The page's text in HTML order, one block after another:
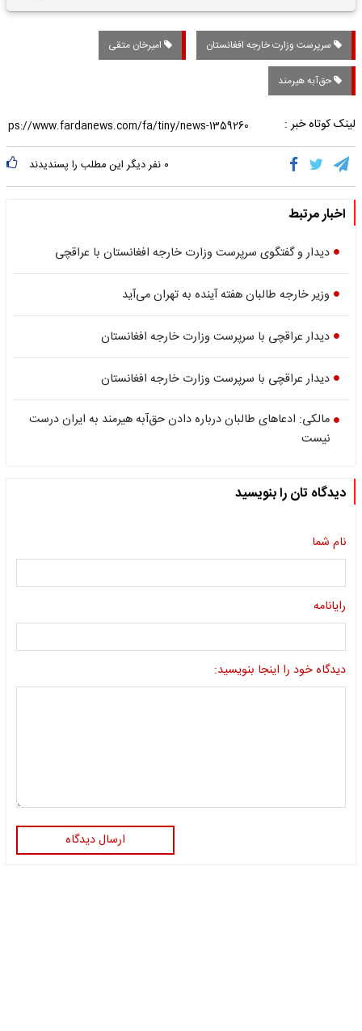
تاریخی واریز خواهد شد؟
سرپرست وزارت خارجه افغانستان امیرخان متقی
حق‌آبه ‌هیرمند
لینک کوتاه خبر :
۰ نفر دیگر این مطلب را پسندیدند
اخبار مرتبط
دیدار و گفتگوی سرپرست وزارت خارجه افغانستان با عراقچی
وزیر خارجه طالبان هفته آینده به تهران می‌آید
دیدار عراقچی با سرپرست وزارت خارجه افغانستان
دیدار عراقچی با سرپرست وزارت خارجه افغانستان
مالکی: ادعاهای طالبان درباره دادن حق‌آبه هیرمند به ایران درست
نیست
دیدگاه تان را بنویسید
نام شما
رایانامه
دیدگاه خود را اینجا بنویسید:
ارسال دیدگاه